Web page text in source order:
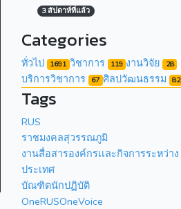
3 สัปดาห์ที่แล้ว
Categories
ทั่วไป 1691 วิชาการ 119 งานวิจัย 28
บริการวิชาการ 67 ศิลปวัฒนธรรม 82
Tags
RUS
ราชมงคลสุวรรณภูมิ
งานสื่อสารองค์กรเเละกิจการระหว่าง
ประเทศ
บัณฑิตนักปฏิบัติ
OneRUSOneVoice